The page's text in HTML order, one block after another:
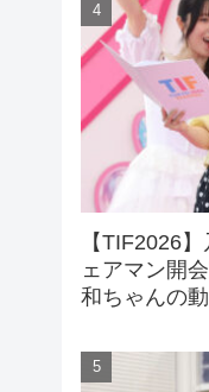
【TIF2026
ェアマン開
和ちゃんの